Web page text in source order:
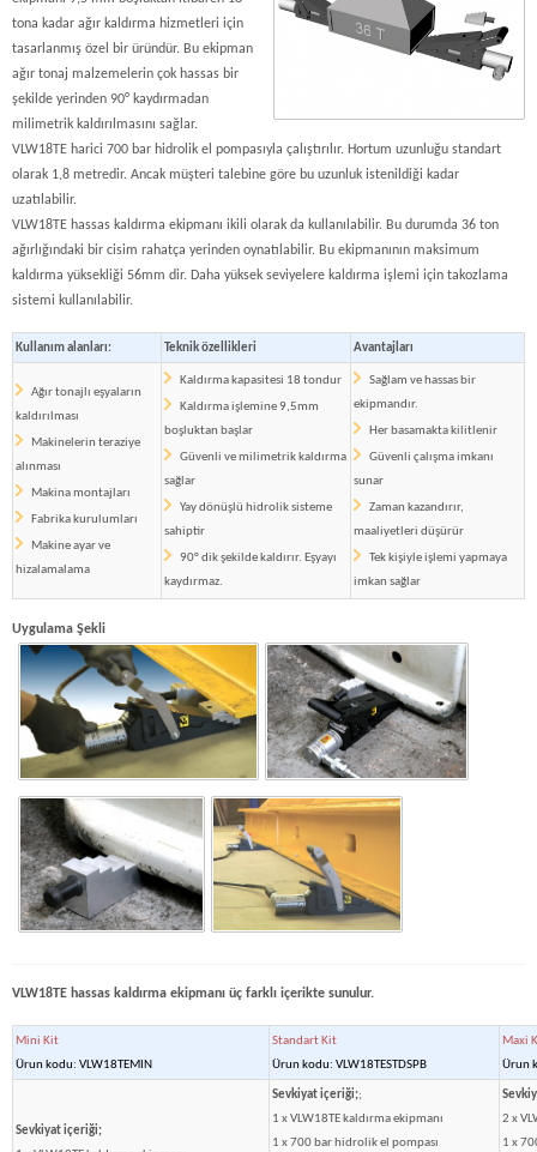
tona kadar ağır kaldırma hizmetleri için
tasarlanmış özel bir üründür. Bu ekipman
ağır tonaj malzemelerin çok hassas bir
şekilde yerinden 90° kaydırmadan
milimetrik kaldırılmasını sağlar.
VLW18TE harici 700 bar hidrolik el pompasıyla çalıştırılır. Hortum uzunluğu standart
olarak 1,8 metredir. Ancak müşteri talebine göre bu uzunluk istenildiği kadar
uzatılabilir.
VLW18TE hassas kaldırma ekipmanı ikili olarak da kullanılabilir. Bu durumda 36 ton
ağırlığındaki bir cisim rahatça yerinden oynatılabilir. Bu ekipmanının maksimum
kaldırma yüksekliği 56mm dir. Daha yüksek seviyelere kaldırma işlemi için takozlama
sistemi kullanılabilir.
Kullanım alanları: Teknik özellikleri Avantajları
Ağır tonajlı eşyaların
kaldırılması
Makinelerin teraziye
alınması
Makina montajları
Fabrika kurulumları
Makine ayar ve
hizalamalama
Kaldırma kapasitesi 18 tondur
Kaldırma işlemine 9,5mm
boşluktan başlar
Güvenli ve milimetrik kaldırma
sağlar
Yay dönüşlü hidrolik sisteme
sahiptir
90° dik şekilde kaldırır. Eşyayı
kaydırmaz.
Sağlam ve hassas bir
ekipmandır.
Her basamakta kilitlenir
Güvenli çalışma imkanı
sunar
Zaman kazandırır,
maaliyetleri düşürür
Tek kişiyle işlemi yapmaya
imkan sağlar
Uygulama Şekli
VLW18TE hassas kaldırma ekipmanı üç farklı içerikte sunulur.
Mini Kit
Ürun kodu: VLW18TEMIN
Standart Kit
Ürun kodu: VLW18TESTDSPB
Maxi
Ürun
Sevkiyat içeriği;
Sevkiyat içeriği;;
1 x VLW18TE kaldırma ekipmanı
1 x 700 bar hidrolik el pompası
2 x
1 x